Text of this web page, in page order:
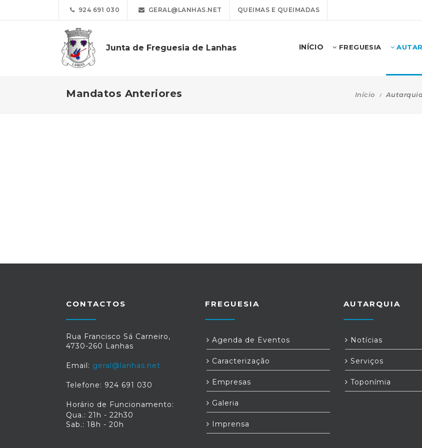
924 691 030 GERAL@LANHAS.NET QUEIMAS E QUEIMADAS
Junta de Freguesia de Lanhas INÍCIO FREGUESIA
Mandatos Anteriores Início
CONTACTOS
Rua Francisco Sá Carneiro,
4730-260 Lanhas
Email: geral@lanhas.net
Telefone: 924 691 030
Horário de Funcionamento:
Qua.: 21h - 22h30
Sab.: 18h - 20h
FREGUESIA
Agenda de Eventos
Caracterização
Empresas
Galeria
Imprensa
AUTARQUIA
Notícias
Serviços
Toponímia